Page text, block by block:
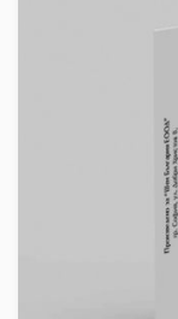
ПЛОДОВЕ И
ХЛЯБ, ЗЪРНЕНИ,